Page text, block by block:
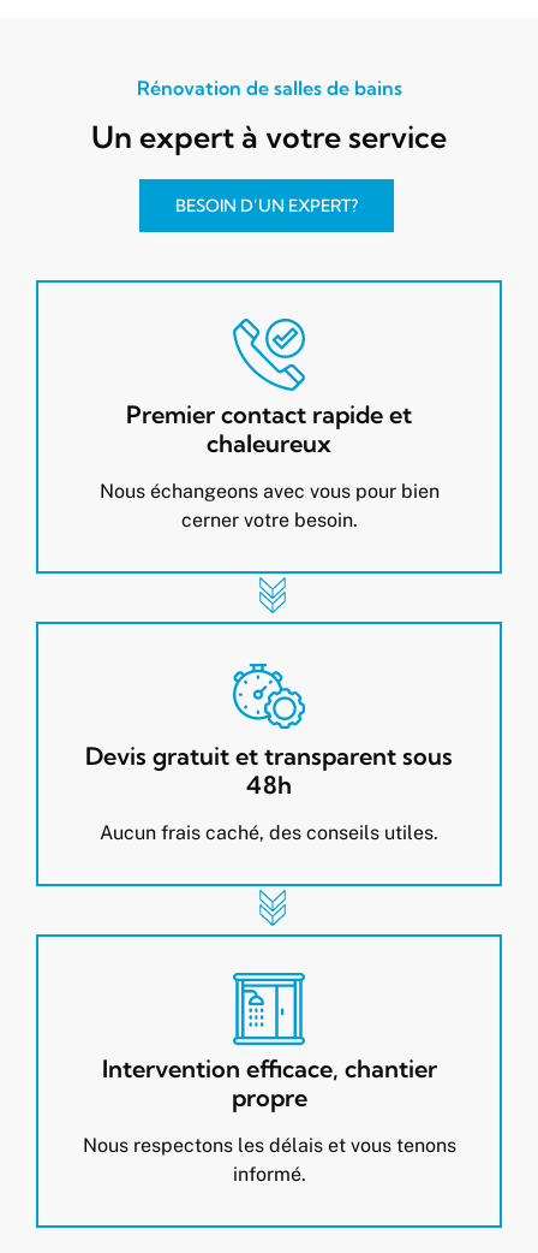
Rénovation de salles de bains
Un expert à votre service
BESOIN D’UN EXPERT?
Premier contact rapide et
chaleureux
Nous échangeons avec vous pour bien
cerner votre besoin.
Devis gratuit et transparent sous
48h
Aucun frais caché, des conseils utiles.
Intervention efficace, chantier
propre
Nous respectons les délais et vous tenons
informé.